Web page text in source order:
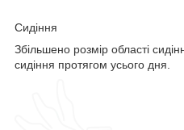
Сидіння
Збільшено розмір області
сидіння протягом усього дня.